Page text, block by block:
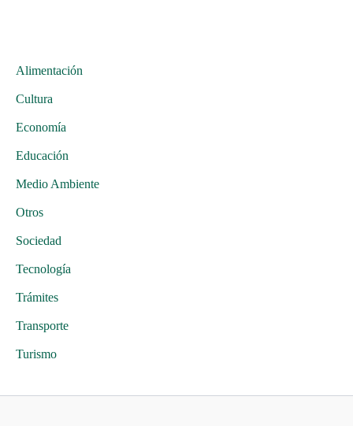
Alimentación
Cultura
Economía
Educación
Medio Ambiente
Otros
Sociedad
Tecnología
Trámites
Transporte
Turismo